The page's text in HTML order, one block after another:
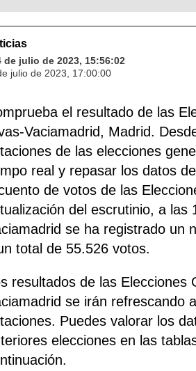
de julio de 2023, 15:56:02
julio de 2023, 17:00:00
el resultado de las
Vaciamadrid, Madrid.
de las elecciones
real y repasar los datos
de votos de las
del escrutinio, a las
se ha registrado un
total de 55.526 votos.
resultados de las Elecciones
se irán refrescando
Puedes valorar los
elecciones en las